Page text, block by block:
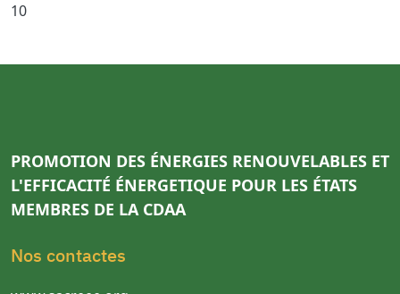
10
PROMOTION DES ÉNERGIES RENOUVELABLES ET
L'EFFICACITÉ ÉNERGETIQUE POUR LES ÉTATS
MEMBRES DE LA CDAA
Nos contactes